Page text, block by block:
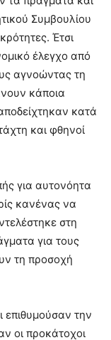
Συμβουλίου
Έτσι
έλεγχο από
αγνοώντας τη
κάποια
κατά
και φθηνοί
για αυτονόητα
κανένας να
στη
για τους
τη προσοχή
επιθυμούσαν την
οι προκάτοχοι